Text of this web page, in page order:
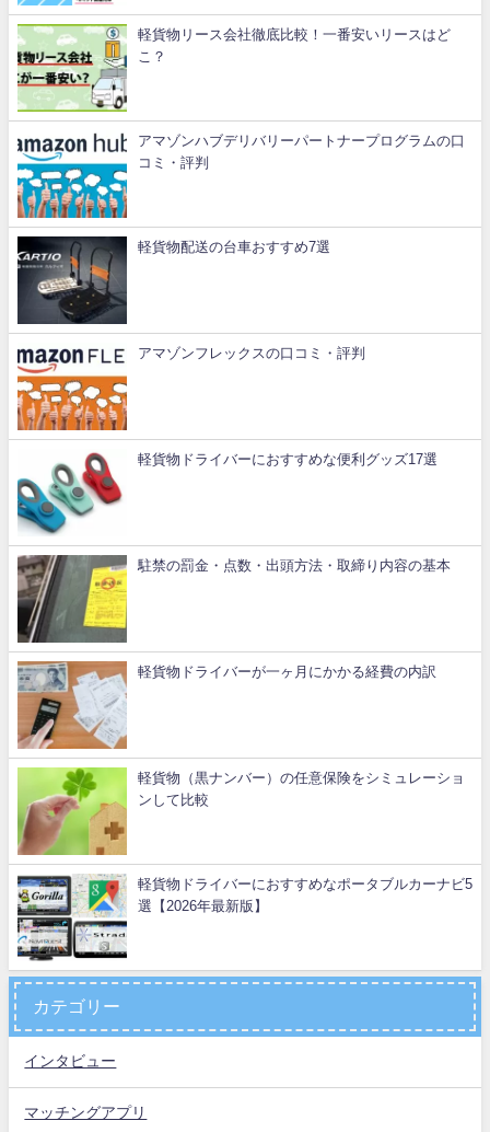
軽貨物リース会社徹底比較！一番安いリースはど
こ？
アマゾンハブデリバリーパートナープログラムの口
コミ・評判
軽貨物配送の台車おすすめ7選
アマゾンフレックスの口コミ・評判
軽貨物ドライバーにおすすめな便利グッズ17選
駐禁の罰金・点数・出頭方法・取締り内容の基本
軽貨物ドライバーが一ヶ月にかかる経費の内訳
軽貨物（黒ナンバー）の任意保険をシミュレーショ
ンして比較
軽貨物ドライバーにおすすめなポータブルカーナビ5
選【2026年最新版】
カテゴリー
インタビュー
マッチングアプリ